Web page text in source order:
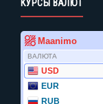
КУРСЫ ВАЛЮТ